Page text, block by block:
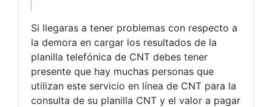
Si llegaras a tener problemas con respecto a
la demora en cargar los resultados de la
planilla telefónica de CNT debes tener
presente que hay muchas personas que
utilizan este servicio en línea de CNT para la
consulta de su planilla CNT y el valor a pagar